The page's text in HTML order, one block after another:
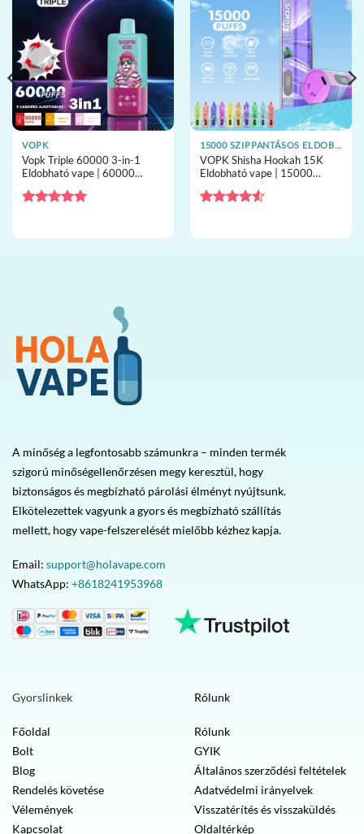
VOPK
Vopk Triple 60000 3-in-1
Eldobható vape | 60000
vape nagykereskedelem
15000 SZIPPANTÁSOS ELDOBHATÓ VAPE-EK
VOPK Shisha Hookah 15K
Eldobható vape | 15000
eldobható vape
A minőség a legfontosabb számunkra – minden termék
szigorú minőségellenőrzésen megy keresztül, hogy
biztonságos és megbízható párolási élményt nyújtsunk.
Elkötelezettek vagyunk a gyors és megbízható szállítás
mellett, hogy vape-felszerelését mielőbb kézhez kapja.
Email: support@holavape.com
WhatsApp: +8618241953968
Gyorslinkek
Főoldal
Bolt
Blog
Rendelés követése
Vélemények
Kapcsolat
Rólunk
Rólunk
GYIK
Általános szerződési feltételek
Adatvédelmi irányelvek
Visszatérítés és visszaküldés
Oldaltérkép